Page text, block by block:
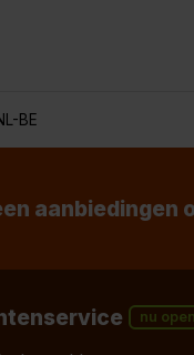
BE
aanbiedingen
nu open